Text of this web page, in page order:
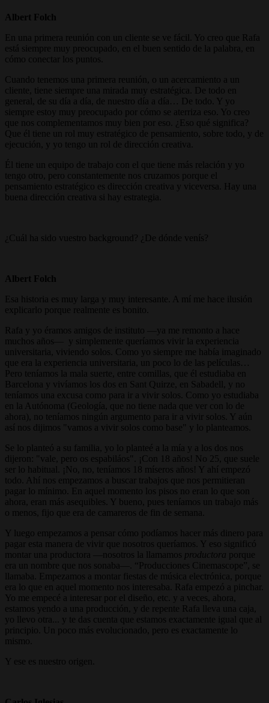
Albert Folch
En una primera reunión con un cliente se ve fácil. Yo creo que Rafa
está siempre muy preocupado, en el buen sentido de la palabra, en
cómo conectar los puntos.
Cuando tenemos una primera reunión, o un acercamiento a un
cliente, tiene siempre una mirada muy estratégica. De todo en
general, de su día a día, de nuestro día a día… De todo. Y yo
siempre estoy muy preocupado por cómo se aterriza eso. Yo creo
que nos complementamos muy bien por eso. ¿Eso qué significa?
Que él tiene un rol muy estratégico de pensamiento, sobre todo, y de
ejecución, y yo tengo un rol de dirección creativa.
Él tiene un equipo de trabajo con el que tiene más relación y yo
tengo otro, pero constantemente nos cruzamos porque el
pensamiento estratégico es dirección creativa y viceversa. Hay una
buena dirección creativa si hay estrategia.
¿Cuál ha sido vuestro background? ¿De dónde venís?
Albert Folch
Esa historia es muy larga y muy interesante. A mí me hace ilusión
explicarlo porque realmente es bonito.
Rafa y yo éramos amigos de instituto —ya me remonto a hace
muchos años— y simplemente queríamos vivir la experiencia
universitaria, viviendo solos. Como yo siempre me había imaginado
que era la experiencia universitaria, un poco lo de las películas…
Pero teníamos la mala suerte, entre comillas, que él estudiaba en
Barcelona y vivíamos los dos en Sant Quirze, en Sabadell, y no
teníamos una excusa como para ir a vivir solos. Como yo estudiaba
en la Autónoma (Geología, que no tiene nada que ver con lo de
ahora), no teníamos ningún argumento para ir a vivir solos. Y aún
así nos dijimos "vamos a vivir solos como base" y lo planteamos.
Se lo planteó a su familia, yo lo planteé a la mía y a los dos nos
dijeron: "vale, pero os espabiláos". ¡Con 18 años! No 25, que suele
ser lo habitual. ¡No, no, teníamos 18 míseros años! Y ahí empezó
todo. Ahí nos empezamos a buscar trabajos que nos permitieran
pagar lo mínimo. En aquel momento los pisos no eran lo que son
ahora, eran más asequibles. Y bueno, pues teníamos un trabajo más
o menos, fijo que era de camareros de fin de semana.
Y luego empezamos a pensar cómo podíamos hacer más dinero para
pagar esta manera de vivir que nosotros queríamos. Y eso significó
montar una productora —nosotros la llamamos productora porque
era un nombre que nos sonaba—. “Producciones Cinemascope”, se
llamaba. Empezamos a montar fiestas de música electrónica, porque
era lo que en aquel momento nos interesaba. Rafa empezó a pinchar.
Yo me empecé a interesar por el diseño, etc. y a veces, ahora,
estamos yendo a una producción, y de repente Rafa lleva una caja,
yo llevo otra... y te das cuenta que estamos exactamente igual que al
principio. Un poco más evolucionado, pero es exactamente lo
mismo.
Y ese es nuestro origen.